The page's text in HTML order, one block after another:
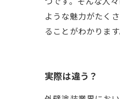
ような魅力がたく
ることがわかります
実際は違う？